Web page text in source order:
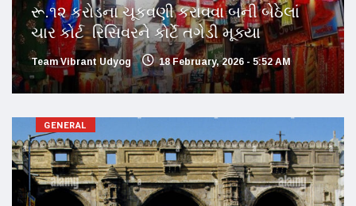
રૂ.૧૨ કરોડના ચૂકવણી કરાવવા બની બેઠેલાં
ચાર કોર્ટ રિસિવરને કોર્ટે તગેડી મૂક્યા
Team Vibrant Udyog 18 February, 2026 - 5:52 AM
GENERAL